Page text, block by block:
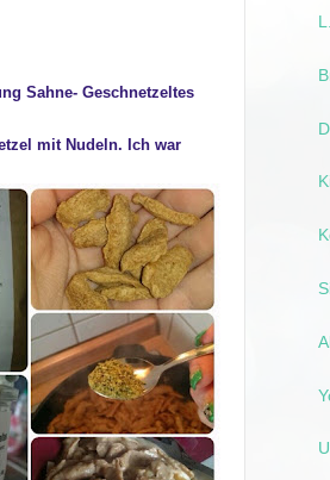
Sahne- Geschnetzeltes
mit Nudeln. Ich war